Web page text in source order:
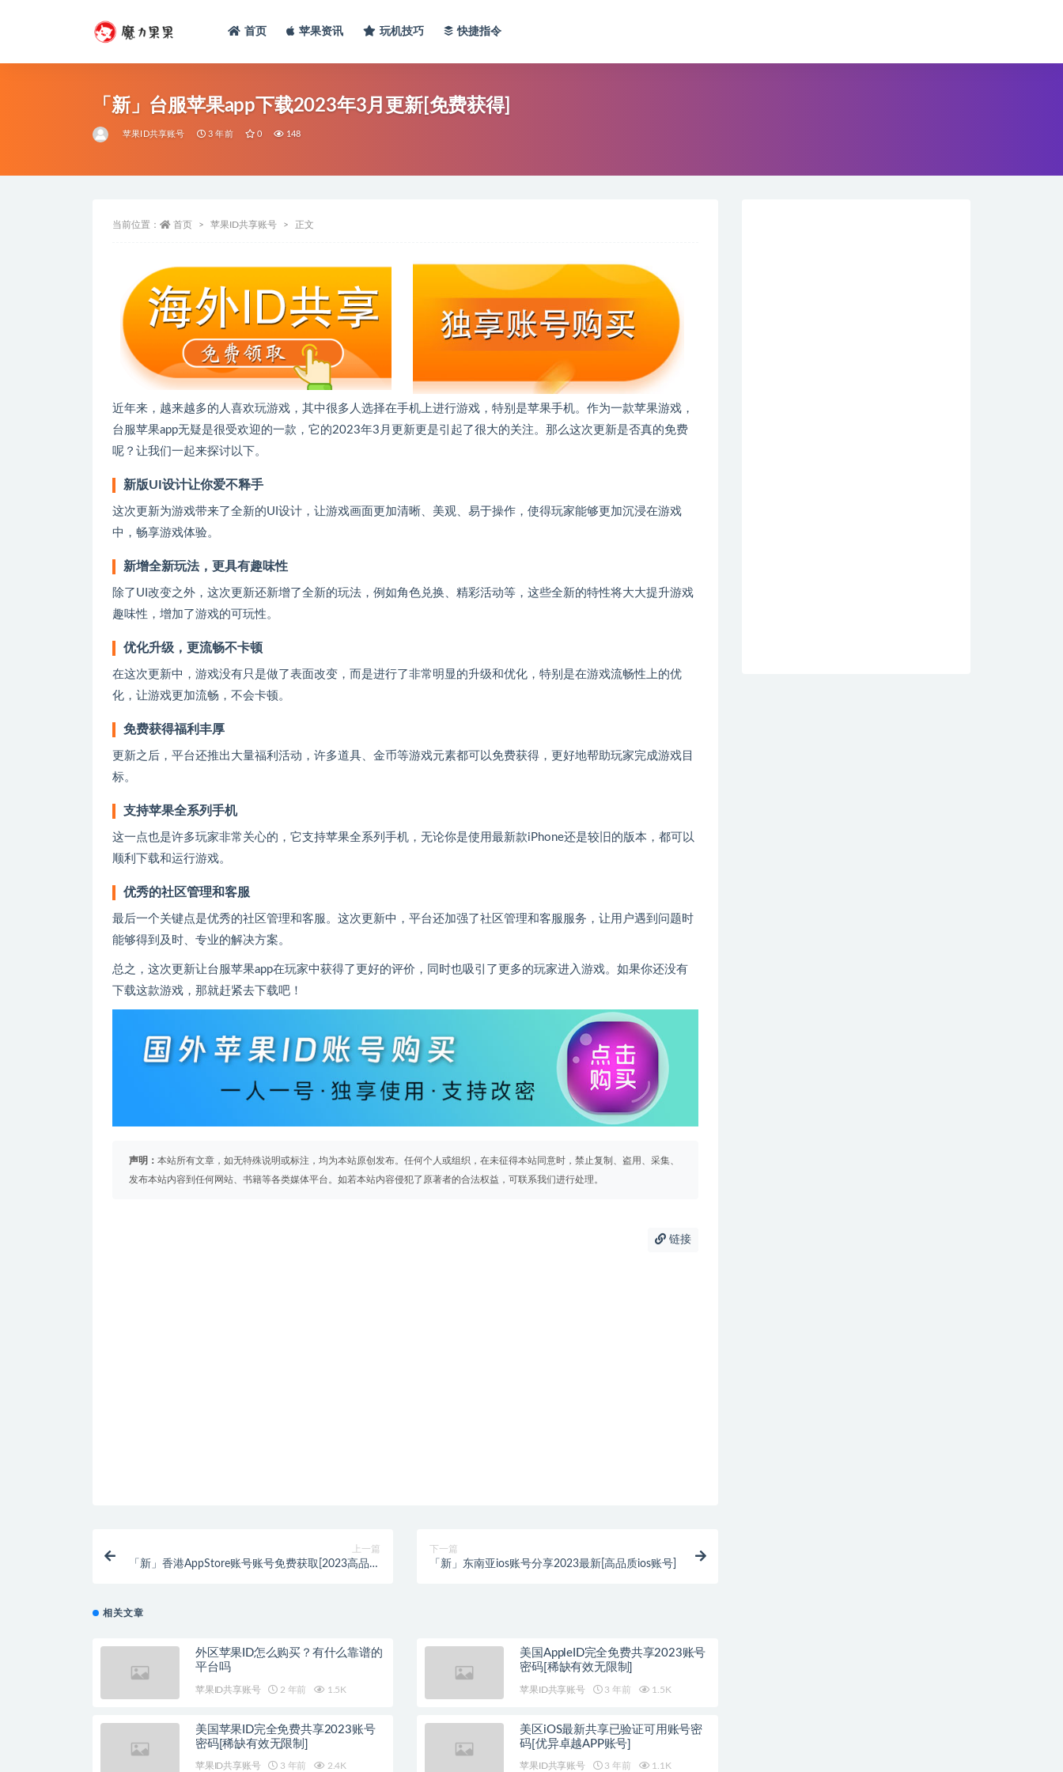
首页 苹果资讯 玩机技巧 快捷指令
「新」台服苹果app下载2023年3月更新[免费获得]
苹果ID共享账号 3 年前 0 148
当前位置： 首页 苹果ID共享账号 正文
近年来，越来越多的人喜欢玩游戏，其中很多人选择在手机上进行游戏，特别是苹果手机。作为一款苹果游戏，
台服苹果app无疑是很受欢迎的一款，它的2023年3月更新更是引起了很大的关注。那么这次更新是否真的免费
呢？让我们一起来探讨以下。
新版UI设计让你爱不释手
这次更新为游戏带来了全新的UI设计，让游戏画面更加清晰、美观、易于操作，使得玩家能够更加沉浸在游戏
中，畅享游戏体验。
新增全新玩法，更具有趣味性
除了UI改变之外，这次更新还新增了全新的玩法，例如角色兑换、精彩活动等，这些全新的特性将大大提升游戏
趣味性，增加了游戏的可玩性。
优化升级，更流畅不卡顿
在这次更新中，游戏没有只是做了表面改变，而是进行了非常明显的升级和优化，特别是在游戏流畅性上的优
化，让游戏更加流畅，不会卡顿。
免费获得福利丰厚
更新之后，平台还推出大量福利活动，许多道具、金币等游戏元素都可以免费获得，更好地帮助玩家完成游戏目
标。
支持苹果全系列手机
这一点也是许多玩家非常关心的，它支持苹果全系列手机，无论你是使用最新款iPhone还是较旧的版本，都可以
顺利下载和运行游戏。
优秀的社区管理和客服
最后一个关键点是优秀的社区管理和客服。这次更新中，平台还加强了社区管理和客服服务，让用户遇到问题时
能够得到及时、专业的解决方案。
总之，这次更新让台服苹果app在玩家中获得了更好的评价，同时也吸引了更多的玩家进入游戏。如果你还没有
下载这款游戏，那就赶紧去下载吧！
声明： 本站所有文章，如无特殊说明或标注，均为本站原创发布。任何个人或组织，在未征得本站同意时，禁止复制、盗用、采集、
发布本站内容到任何网站、书籍等各类媒体平台。如若本站内容侵犯了原著者的合法权益，可联系我们进行处理。
链接
上一篇
「新」香港AppStore账号账号免费获取[2023高品质
下一篇
「新」东南亚ios账号分享2023最新[高品质ios账号]
相关文章
外区苹果ID怎么购买？有什么靠谱的
平台吗
苹果ID共享账号 2 年前 1.5K
美国AppleID完全免费共享2023账号
密码[稀缺有效无限制]
苹果ID共享账号 3 年前 1.5K
美国苹果ID完全免费共享2023账号
密码[稀缺有效无限制]
苹果ID共享账号 3 年前 2.4K
美区iOS最新共享已验证可用账号密
码[优异卓越APP账号]
苹果ID共享账号 3 年前 1.1K